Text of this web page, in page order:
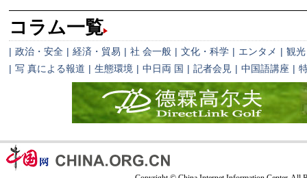
コラム一覧
| 政治・安全 | 経済・貿易 | 社 会一般 | 文化・科学 | エンタメ | 観光
| 写 真による報道 | 生態環境 | 中日両 国 | 記者会見 | 中国語講座 |